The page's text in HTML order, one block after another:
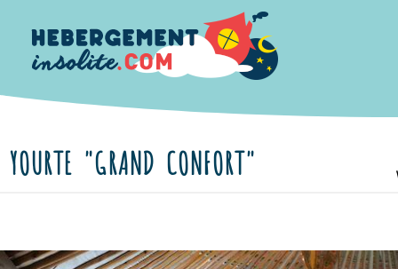
YOURTE "GRAND CONFORT"